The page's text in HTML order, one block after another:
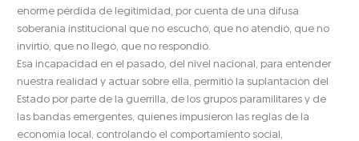
enorme pérdida de legitimidad, por cuenta de una difusa
soberanía institucional que no escuchó, que no atendió, que no
invirtió, que no llegó, que no respondió.
Esa incapacidad en el pasado, del nivel nacional, para entender
nuestra realidad y actuar sobre ella, permitió la suplantación del
Estado por parte de la guerrilla, de los grupos paramilitares y de
las bandas emergentes, quienes impusieron las reglas de la
economía local, controlando el comportamiento social,